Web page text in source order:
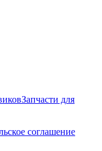
Запчасти для
соглашение